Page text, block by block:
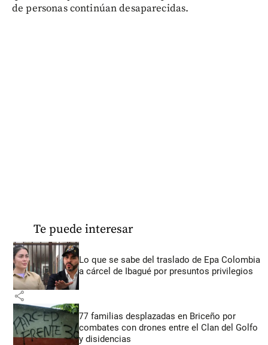
de personas continúan desaparecidas.
Te puede interesar
Lo que se sabe del traslado de Epa Colombia
a cárcel de Ibagué por presuntos privilegios
share
77 familias desplazadas en Briceño por
combates con drones entre el Clan del Golfo
y disidencias